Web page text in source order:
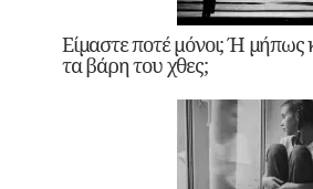
Είμαστε ποτέ μόνοι; Ή
τα βάρη του χθες;